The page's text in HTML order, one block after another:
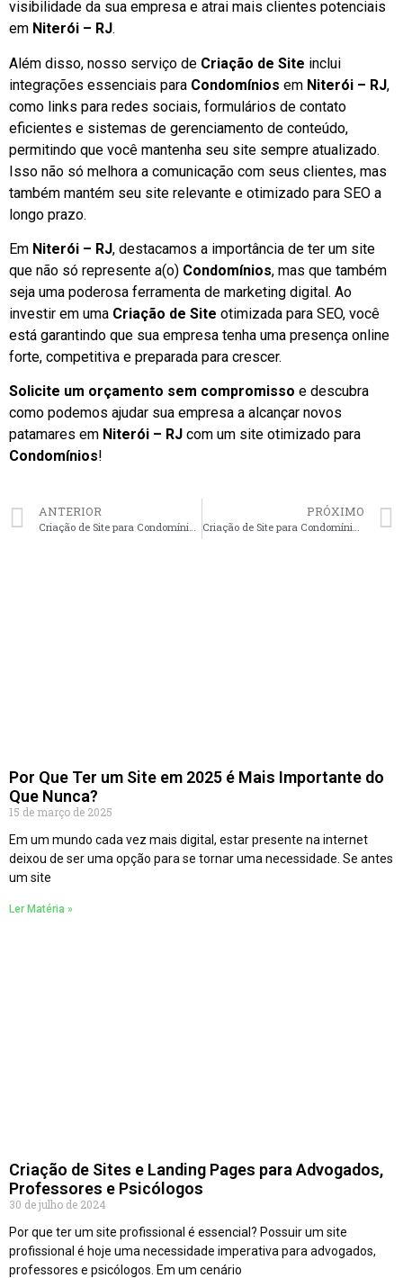
visibilidade da sua empresa e atrai mais clientes potenciais
em Niterói – RJ.
Além disso, nosso serviço de Criação de Site inclui
integrações essenciais para Condomínios em Niterói – RJ,
como links para redes sociais, formulários de contato
eficientes e sistemas de gerenciamento de conteúdo,
permitindo que você mantenha seu site sempre atualizado.
Isso não só melhora a comunicação com seus clientes, mas
também mantém seu site relevante e otimizado para SEO a
longo prazo.
Em Niterói – RJ, destacamos a importância de ter um site
que não só represente a(o) Condomínios, mas que também
seja uma poderosa ferramenta de marketing digital. Ao
investir em uma Criação de Site otimizada para SEO, você
está garantindo que sua empresa tenha uma presença online
forte, competitiva e preparada para crescer.
Solicite um orçamento sem compromisso e descubra
como podemos ajudar sua empresa a alcançar novos
patamares em Niterói – RJ com um site otimizado para
Condomínios!
ANTERIOR PRÓXIMO
Por Que Ter um Site em 2025 é Mais Importante do
Que Nunca?
15 de março de 2025
Em um mundo cada vez mais digital, estar presente na internet
deixou de ser uma opção para se tornar uma necessidade. Se antes
um site
Ler Matéria »
Criação de Sites e Landing Pages para Advogados,
Professores e Psicólogos
30 de julho de 2024
Por que ter um site profissional é essencial? Possuir um site
profissional é hoje uma necessidade imperativa para advogados,
professores e psicólogos. Em um cenário